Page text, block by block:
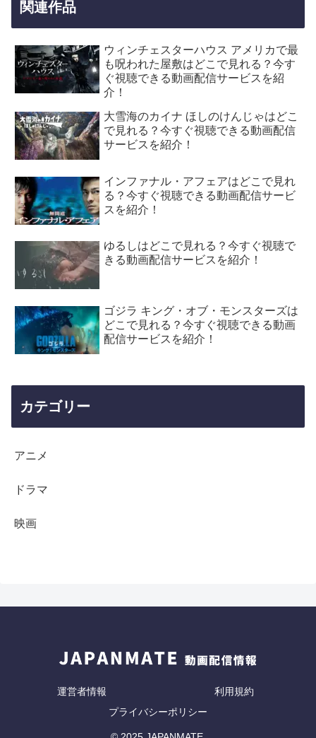
関連作品
ウィンチェスターハウス アメリカで最
も呪われた屋敷はどこで見れる？今す
ぐ視聴できる動画配信サービスを紹
介！
大雪海のカイナ ほしのけんじゃはどこ
で見れる？今すぐ視聴できる動画配信
サービスを紹介！
インファナル・アフェアはどこで見れ
る？今すぐ視聴できる動画配信サービ
スを紹介！
ゆるしはどこで見れる？今すぐ視聴で
きる動画配信サービスを紹介！
ゴジラ キング・オブ・モンスターズは
どこで見れる？今すぐ視聴できる動画
配信サービスを紹介！
カテゴリー
アニメ
ドラマ
映画
運営者情報
利用規約
プライバシーポリシー